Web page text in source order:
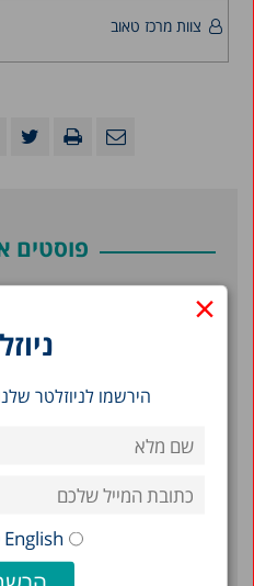
×
הירשמו לניוזלטר
English
צוות מרכז טאוב
פוסטים
עומסי חום והשפעתם על
סינון